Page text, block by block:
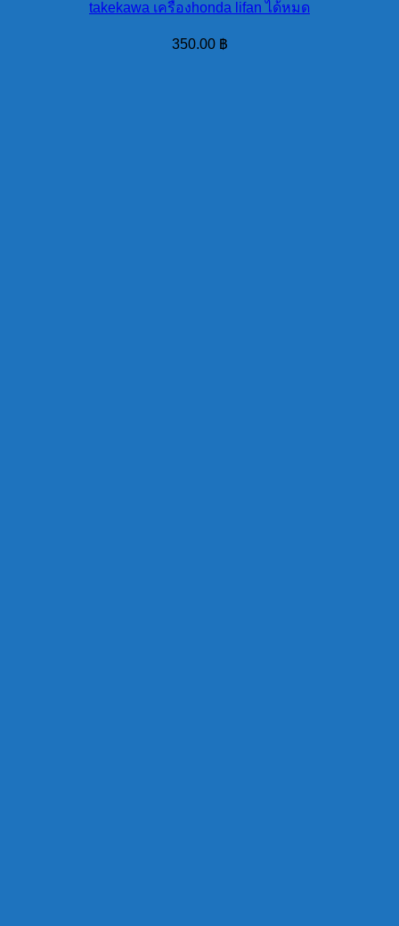
takekawa เครื่องhonda lifan ได้หมด
350.00 ฿